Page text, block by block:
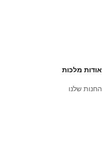
אודות מלכות
החנות שלנו